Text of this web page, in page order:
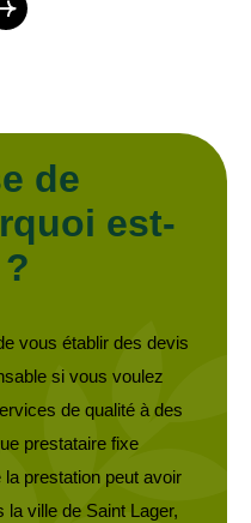
de
est-
vous établir des devis
si vous voulez
de qualité à des
prestataire fixe
prestation peut avoir
ville de Saint Lager,